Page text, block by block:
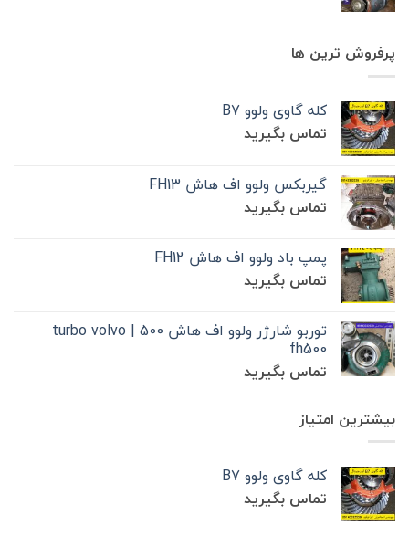
پرفروش ترین ها
کله گاوی ولوو B7
تماس بگیرید
گیربکس ولوو اف هاش FH13
تماس بگیرید
پمپ باد ولوو اف هاش FH12
تماس بگیرید
توربو شارژر ولوو اف هاش 500 | turbo volvo
fh500
تماس بگیرید
بیشترین امتیاز
کله گاوی ولوو B7
تماس بگیرید